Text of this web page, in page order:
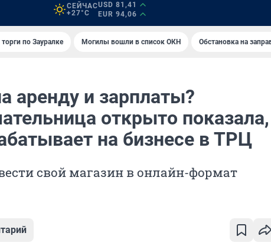
СЕЙЧАС
+27°C
USD 81,41
EUR 94,06
по Зауралке Могилы вошли в список ОКН Обстановка на
аренду и зарплаты?
открыто показала,
на бизнесе в ТРЦ
свой магазин в онлайн-формат